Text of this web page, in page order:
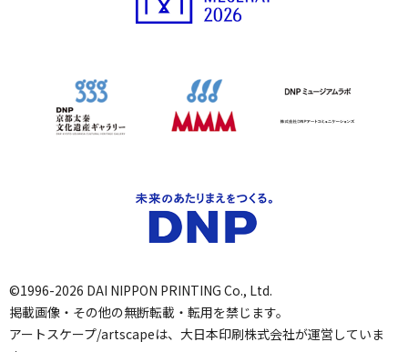
©1996-2026 DAI NIPPON PRINTING Co., Ltd.
掲載画像・その他の無断転載・転用を禁じます。
アートスケープ/artscapeは、大日本印刷株式会社が運営していま